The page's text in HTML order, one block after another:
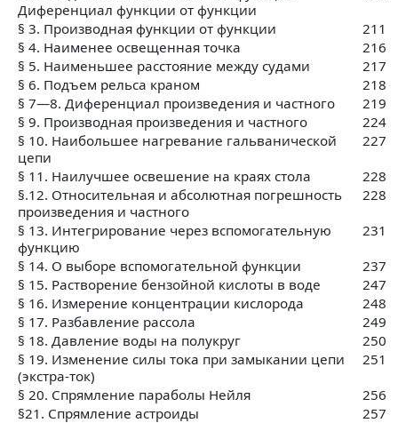
Диференциал функции от функции
§ 3. Производная функции от функции
211
§ 4. Наименее освещенная точка
216
§ 5. Наименьшее расстояние между судами
217
§ 6. Подъем рельса краном
218
§ 7—8. Диференциал произведения и частного
219
§ 9. Производная произведения и частного
224
§ 10. Наибольшее нагревание гальванической
цепи
227
§ 11. Наилучшее освешение на краях стола
228
§.12. Относительная и абсолютная погрешность
произведения и частного
228
§ 13. Интегрирование через вспомогательную
функцию
231
§ 14. О выборе вспомогательной функции
237
§ 15. Растворение бензойной кислоты в воде
247
§ 16. Измерение концентрации кислорода
248
§ 17. Разбавление рассола
249
§ 18. Давление воды на полукруг
250
§ 19. Изменение силы тока при замыкании цепи
(экстра-ток)
251
§ 20. Спрямление параболы Нейля
256
§21. Спрямление астроиды
257